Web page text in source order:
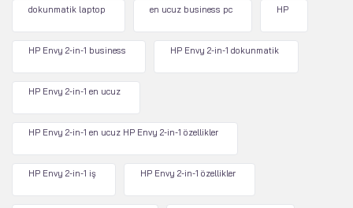
dokunmatik laptop en ucuz business pc HP
HP Envy 2-in-1 business HP Envy 2-in-1 dokunmatik
HP Envy 2-in-1 en ucuz
HP Envy 2-in-1 en ucuz HP Envy 2-in-1 özellikler
HP Envy 2-in-1 iş HP Envy 2-in-1 özellikler